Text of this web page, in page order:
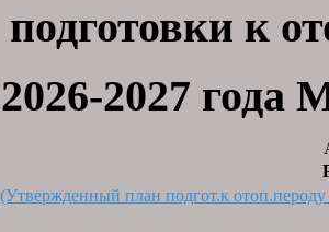
подготовки к
2026-2027